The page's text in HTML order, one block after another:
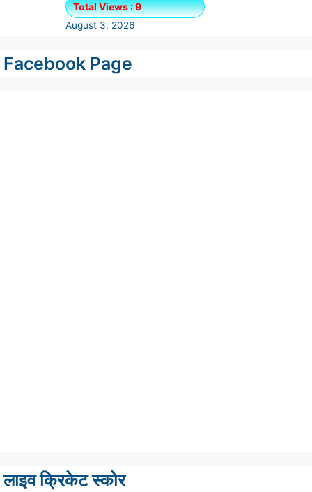
Total Views : 9
August 3, 2026
Facebook Page
लाइव क्रिकेट स्कोर